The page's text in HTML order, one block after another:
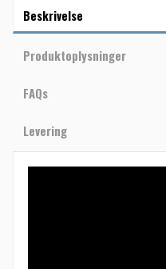
Beskrivelse
Produktoplysninger
FAQs
Levering